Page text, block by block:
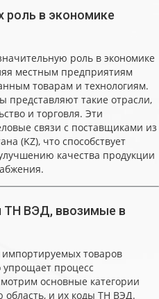
роль в экономике
роль в экономике
местным предприятиям
товарам и технологиям.
такие отрасли,
и торговля. Эти
связи с поставщиками из
(KZ), что способствует
качества продукции
ТН ВЭД, ввозимые в
товаров
процесс
основные категории
область, и их коды ТН ВЭД.